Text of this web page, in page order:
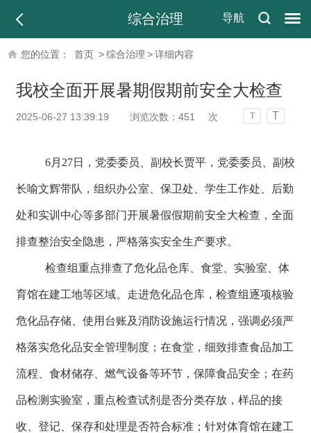
导航
综合治理
您的位置： 首页 >综合治理 >详细内容
我校全面开展暑期假期前安全大检查
2025-06-27 13:39:19 浏览次数： 451 次 T T
6月27日，党委委员、副校长贾平，党委委员、副校
长喻文辉带队，组织办公室、保卫处、学生工作处、后勤
处和实训中心等多部门开展暑假假期前安全大检查，全面
排查整治安全隐患，严格落实安全生产要求。
检查组重点排查了危化品仓库、食堂、实验室、体
育馆在建工地等区域。走进危化品仓库，检查组逐项核验
危化品存储、使用台账及消防设施运行情况，强调必须严
格落实危化品安全管理制度；在食堂，细致排查食品加工
流程、食材储存、燃气设备等环节，保障食品安全；在药
品检测实验室，重点检查试剂是否分类存放，样品的接
收、登记、保存和处理是否符合标准；针对体育馆在建工